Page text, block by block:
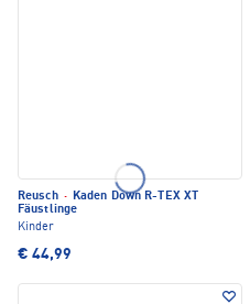
Reusch · Kaden Down R-TEX XT
Fäustlinge
Kinder
€ 44,99